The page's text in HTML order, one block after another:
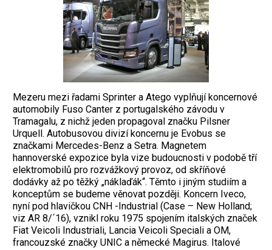
Mezeru mezi řadami Sprinter a Atego vyplňují koncernové
automobily Fuso Canter z portugalského závodu v
Tramagalu, z nichž jeden propagoval značku Pilsner
Urquell. Autobusovou divizí koncernu je Evobus se
značkami Mercedes-Benz a Setra. Magnetem
hannoverské expozice byla vize budoucnosti v podobě tří
elektromobilů pro rozvážkový provoz, od skříňové
dodávky až po těžký „náklaďák“. Těmto i jiným studiím a
konceptům se budeme věnovat později. Koncern Iveco,
nyní pod hlavičkou CNH -Industrial (Case – New Holland;
viz AR 8/´16), vznikl roku 1975 spojením italských značek
Fiat Veicoli Industriali, Lancia Veicoli Speciali a OM,
francouzské značky UNIC a německé Magirus. Italové